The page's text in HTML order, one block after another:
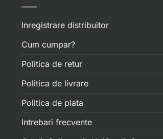
Inregistrare distribuitor
Cum cumpar?
Politica de retur
Politica de livrare
Politica de plata
Intrebari frecvente